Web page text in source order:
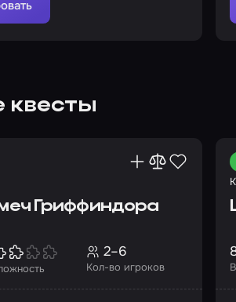
квесты
Гриффиндора
Кол-во игроков
2–6